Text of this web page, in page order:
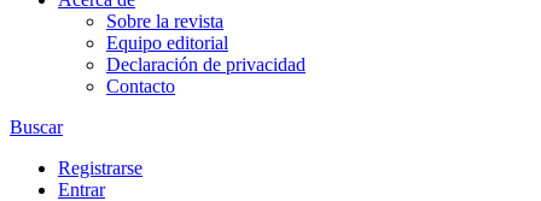
Sobre la revista
Equipo editorial
Declaración de privacidad
Contacto
Buscar
Registrarse
Entrar